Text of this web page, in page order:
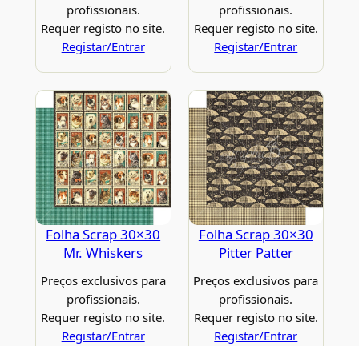
profissionais.
Requer registo no site.
Registar/Entrar
profissionais.
Requer registo no site.
Registar/Entrar
Folha Scrap 30×30
Mr. Whiskers
Preços exclusivos para
profissionais.
Requer registo no site.
Registar/Entrar
Folha Scrap 30×30
Pitter Patter
Preços exclusivos para
profissionais.
Requer registo no site.
Registar/Entrar